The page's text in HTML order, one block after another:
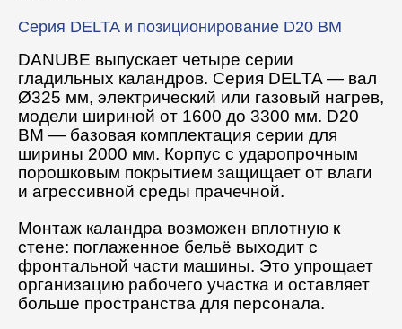
Серия DELTA и позиционирование D20 BM
DANUBE выпускает четыре серии
гладильных каландров. Серия DELTA — вал
Ø325 мм, электрический или газовый нагрев,
модели шириной от 1600 до 3300 мм. D20
BM — базовая комплектация серии для
ширины 2000 мм. Корпус с ударопрочным
порошковым покрытием защищает от влаги
и агрессивной среды прачечной.
Монтаж каландра возможен вплотную к
стене: поглаженное бельё выходит с
фронтальной части машины. Это упрощает
организацию рабочего участка и оставляет
больше пространства для персонала.